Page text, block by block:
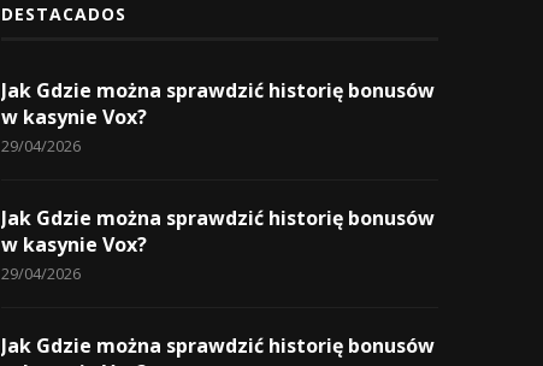
DESTACADOS
Jak Gdzie można sprawdzić historię bonusów
w kasynie Vox?
29/04/2026
Jak Gdzie można sprawdzić historię bonusów
w kasynie Vox?
29/04/2026
Jak Gdzie można sprawdzić historię bonusów